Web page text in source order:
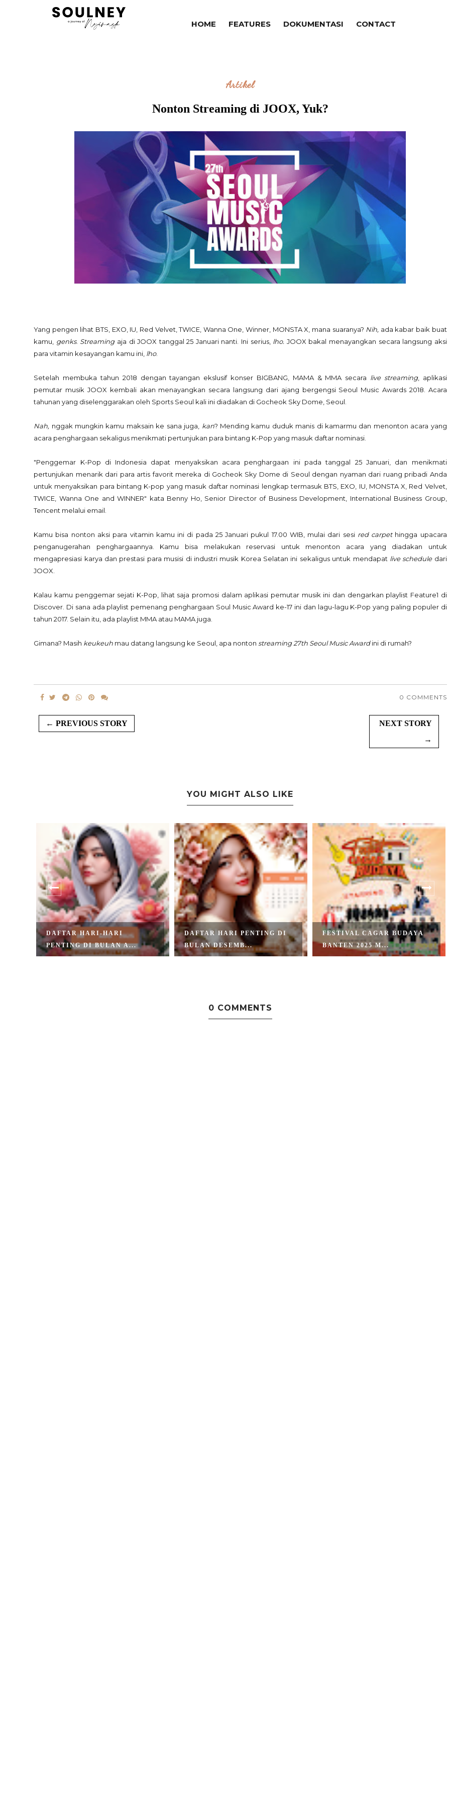
HOME FEATURES DOKUMENTASI CONTACT
Artikel
Nonton Streaming di JOOX, Yuk?
Yang pengen lihat BTS, EXO, IU, Red Velvet, TWICE, Wanna One, Winner, MONSTA X, mana suaranya? Nih, ada kabar baik buat
kamu, genks. Streamingaja di JOOX tanggal 25 Januari nanti. Ini serius, lho. JOOX bakal menayangkan secara langsung aksi
para vitamin kesayangan kamu ini, lho.
Setelah membuka tahun 2018 dengan tayangan ekslusif konser BIGBANG, MAMA & MMA secara live streaming, aplikasi
pemutar musik JOOX kembali akan menayangkan secara langsung dari ajang bergengsi Seoul Music Awards 2018. Acara
tahunan yang diselenggarakan oleh Sports Seoul kali ini diadakan di Gocheok Sky Dome, Seoul.
Nah, nggak mungkin kamu maksain ke sana juga, kan? Mending kamu duduk manis di kamarmu dan menonton acara yang
acara penghargaan sekaligus menikmati pertunjukan para bintang K-Pop yang masuk daftar nominasi.
"Penggemar K-Pop di Indonesia dapat menyaksikan acara penghargaan ini pada tanggal 25 Januari, dan menikmati
pertunjukan menarik dari para artis favorit mereka di Gocheok Sky Dome di Seoul dengan nyaman dari ruang pribadi Anda
untuk menyaksikan para bintang K-pop yang masuk daftar nominasi lengkap termasuk BTS, EXO, IU, MONSTA X, Red Velvet,
TWICE, Wanna One and WINNER" kata Benny Ho, Senior Director of Business Development, International Business Group,
Tencent melalui email.
Kamu bisa nonton aksi para vitamin kamu ini di pada 25 Januari pukul 17.00 WIB, mulai dari sesi red carpet hingga upacara
penganugerahan penghargaannya. Kamu bisa melakukan reservasi untuk menonton acara yang diadakan untuk
mengapresiasi karya dan prestasi para musisi di industri musik Korea Selatan ini sekaligus untuk mendapat live scheduledari
JOOX.
Kalau kamu penggemar sejati K-Pop, lihat saja promosi dalam aplikasi pemutar musik ini dan dengarkan playlist Feature1 di
Discover. Di sana ada playlist pemenang penghargaan Soul Music Award ke-17 ini dan lagu-lagu K-Pop yang paling populer di
tahun 2017. Selain itu, ada playlist MMA atau MAMA juga.
Gimana? Masih keukeuh mau datang langsung ke Seoul, apa nonton streaming 27th Seoul Music Awardini di rumah?
0 COMMENTS
← PREVIOUS STORY
NEXT STORY
→
YOU MIGHT ALSO LIKE
DAFTAR HARI-HARI
PENTING DI BULAN A...
DAFTAR HARI PENTING DI
BULAN DESEMB...
FESTIVAL CAGAR BUDAYA
BANTEN 2025 M...
0 COMMENTS